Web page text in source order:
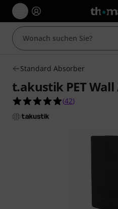
Standard Absorber
t.akustik PET
4.9 von 5
(42)